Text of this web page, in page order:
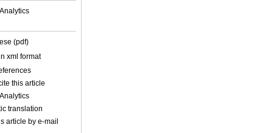
(pdf)
xml format
this article
translation
article by e-mail